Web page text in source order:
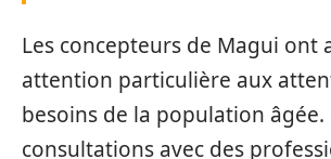
Les concepteurs de Magui ont
attention particulière aux
besoins de la population âgée.
consultations avec des